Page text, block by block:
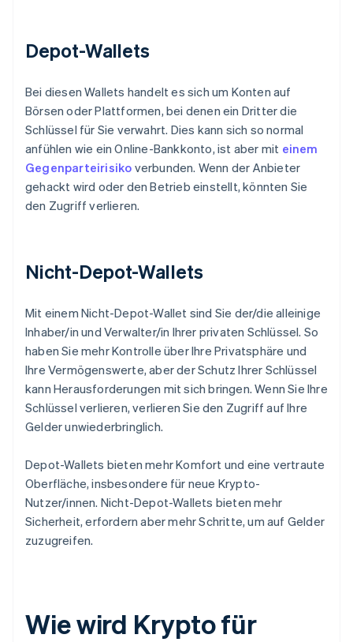
Depot-Wallets
Bei diesen Wallets handelt es sich um Konten auf
Börsen oder Plattformen, bei denen ein Dritter die
Schlüssel für Sie verwahrt. Dies kann sich so normal
anfühlen wie ein Online-Bankkonto, ist aber mit einem
Gegenparteirisiko verbunden. Wenn der Anbieter
gehackt wird oder den Betrieb einstellt, könnten Sie
den Zugriff verlieren.
Nicht-Depot-Wallets
Mit einem Nicht-Depot-Wallet sind Sie der/die alleinige
Inhaber/in und Verwalter/in Ihrer privaten Schlüssel. So
haben Sie mehr Kontrolle über Ihre Privatsphäre und
Ihre Vermögenswerte, aber der Schutz Ihrer Schlüssel
kann Herausforderungen mit sich bringen. Wenn Sie Ihre
Schlüssel verlieren, verlieren Sie den Zugriff auf Ihre
Gelder unwiederbringlich.
Depot-Wallets bieten mehr Komfort und eine vertraute
Oberfläche, insbesondere für neue Krypto-
Nutzer/innen. Nicht-Depot-Wallets bieten mehr
Sicherheit, erfordern aber mehr Schritte, um auf Gelder
zuzugreifen.
Wie wird Krypto für